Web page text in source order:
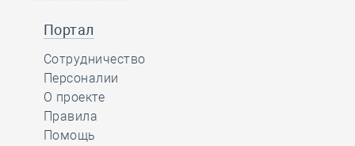
Портал
Сотрудничество
Персоналии
О проекте
Правила
Помощь